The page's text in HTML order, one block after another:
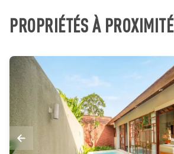
PROPRIÉTÉS À PROXIMITÉ